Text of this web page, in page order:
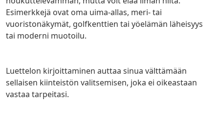
Esimerkkejä ovat oma uima-allas, meri- tai
vuoristonäkymät, golfkenttien tai yöelämän läheisyys
tai moderni muotoilu.
Luettelon kirjoittaminen auttaa sinua välttämään
sellaisen kiinteistön valitsemisen, joka ei oikeastaan
vastaa tarpeitasi.